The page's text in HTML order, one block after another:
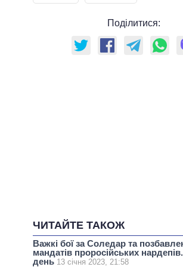
Поділитися:
ЧИТАЙТЕ ТАКОЖ
Важкі бої за Соледар та
мандатів проросійських
день 13 січня 2023, 21:58